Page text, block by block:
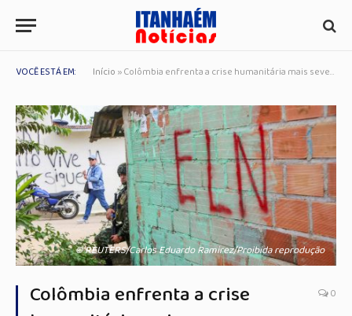
VOCÊ ESTÁ EM: Início »Colômbia enfrenta a crise humanitária mais severa em uma década
© REUTERS/Carlos Eduardo Ramirez/Proibida reprodução
Colômbia enfrenta a crise
0